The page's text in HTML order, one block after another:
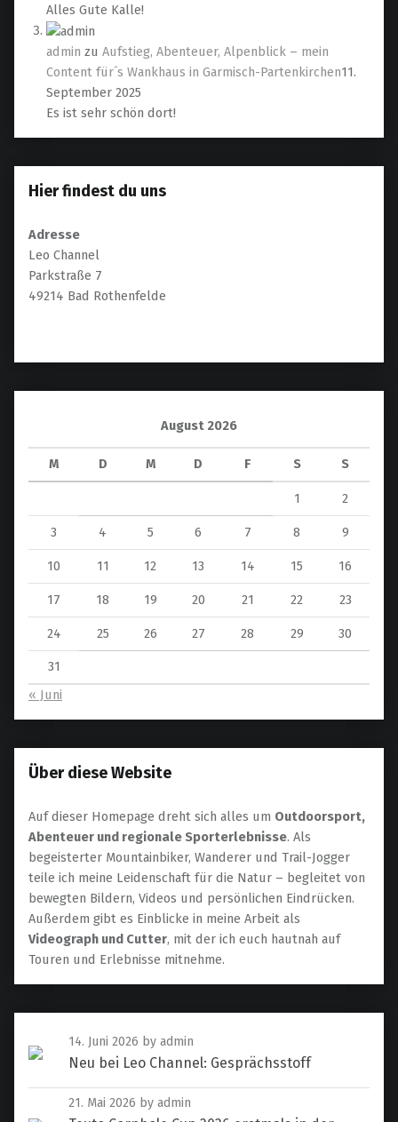
Alles Gute Kalle!
admin zu Aufstieg, Abenteuer, Alpenblick – mein
Content für´s Wankhaus in Garmisch-Partenkirchen11.
September 2025
Es ist sehr schön dort!
Hier findest du uns
Adresse
Leo Channel
Parkstraße 7
49214 Bad Rothenfelde
August 2026
M D M D F S S
1 2
3 4 5 6 7 8 9
10 11 12 13 14 15 16
17 18 19 20 21 22 23
24 25 26 27 28 29 30
31
« Juni
Über diese Website
Auf dieser Homepage dreht sich alles um Outdoorsport,
Abenteuer und regionale Sporterlebnisse. Als
begeisterter Mountainbiker, Wanderer und Trail-Jogger
teile ich meine Leidenschaft für die Natur – begleitet von
bewegten Bildern, Videos und persönlichen Eindrücken.
Außerdem gibt es Einblicke in meine Arbeit als
Videograph und Cutter, mit der ich euch hautnah auf
Touren und Erlebnisse mitnehme.
14. Juni 2026 by admin
Neu bei Leo Channel: Gesprächsstoff
21. Mai 2026 by admin